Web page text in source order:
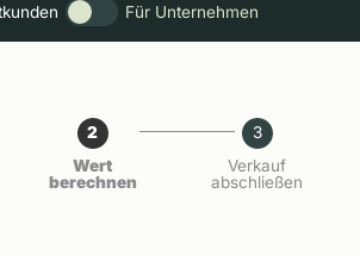
Für Unternehmen
2
Wert
berechnen
3
Verkauf
abschließen